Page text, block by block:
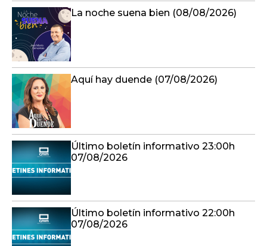
La noche suena bien (08/08/2026)
Aquí hay duende (07/08/2026)
Último boletín informativo 23:00h
07/08/2026
Último boletín informativo 22:00h
07/08/2026